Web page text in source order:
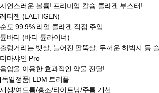
자연스러운 볼륨! 프리미엄 칼슘 콜라겐 부스터!
레티젠 (LAETIGEN)
순도 99.9% 리얼 콜라겐 직접 주입
튠바디 (바디 튠라이너)
출렁거리는 뱃살, 늘어진 팔뚝살, 두꺼운 허벅지 등
더마샤인 Pro
음압을 이용한 효과적인 약물 전달!
[독일정품] LDM 트리플
재생/여드름/홍조/타이트닝/주름 개선